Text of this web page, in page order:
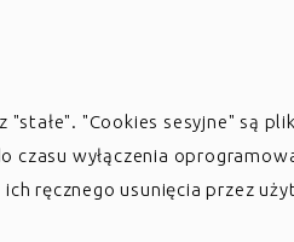
"Cookies sesyjne" są
wyłączenia
ręcznego usunięcia przez